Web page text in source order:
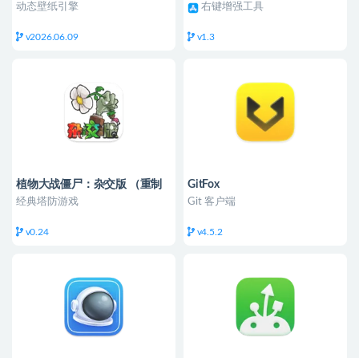
动态壁纸引擎
v2026.06.09
右键增强工具
v1.3
植物大战僵尸：杂交版 （重制
版 ）
经典塔防游戏
v0.24
GitFox
Git 客户端
v4.5.2